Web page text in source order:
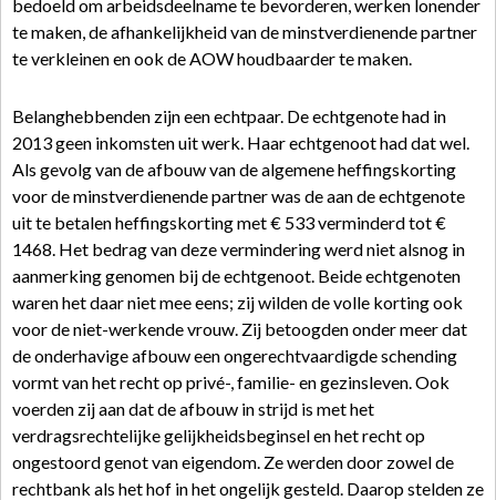
bedoeld om arbeidsdeelname te bevorderen, werken lonender
te maken, de afhankelijkheid van de minstverdienende partner
te verkleinen en ook de AOW houdbaarder te maken.
Belanghebbenden zijn een echtpaar. De echtgenote had in
2013 geen inkomsten uit werk. Haar echtgenoot had dat wel.
Als gevolg van de afbouw van de algemene heffingskorting
voor de minstverdienende partner was de aan de echtgenote
uit te betalen heffingskorting met € 533 verminderd tot €
1468. Het bedrag van deze vermindering werd niet alsnog in
aanmerking genomen bij de echtgenoot. Beide echtgenoten
waren het daar niet mee eens; zij wilden de volle korting ook
voor de niet-werkende vrouw. Zij betoogden onder meer dat
de onderhavige afbouw een ongerechtvaardigde schending
vormt van het recht op privé-, familie- en gezinsleven. Ook
voerden zij aan dat de afbouw in strijd is met het
verdragsrechtelijke gelijkheidsbeginsel en het recht op
ongestoord genot van eigendom. Ze werden door zowel de
rechtbank als het hof in het ongelijk gesteld. Daarop stelden ze